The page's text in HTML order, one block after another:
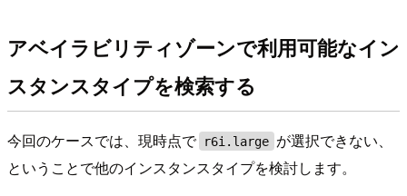
アベイラビリティゾーンで利用可能なイン
スタンスタイプを検索する
今回のケースでは、現時点で r6i.large が選択できない、
ということで他のインスタンスタイプを検討します。